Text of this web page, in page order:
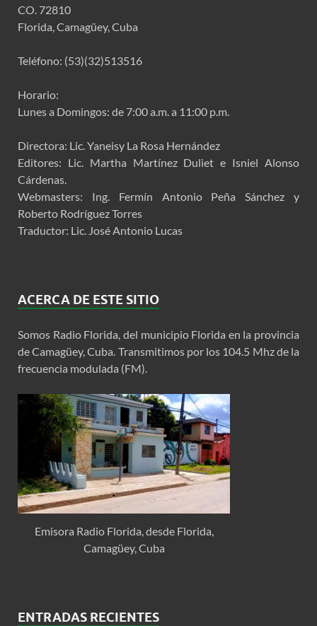
CO. 72810
Florida, Camagüey, Cuba
Teléfono: (53)(32)513516
Horario:
Lunes a Domingos: de 7:00 a.m. a 11:00 p.m.
Directora: Lic. Yaneisy La Rosa Hernández
Editores: Lic. Martha Martínez Duliet e Isniel Alonso
Cárdenas.
Webmasters: Ing. Fermín Antonio Peña Sánchez y
Roberto Rodríguez Torres
Traductor: Lic. José Antonio Lucas
ACERCA DE ESTE SITIO
Somos Radio Florida, del municipio Florida en la provincia
de Camagüey, Cuba. Transmitimos por los 104.5 Mhz de la
frecuencia modulada (FM).
Emisora Radio Florida, desde Florida,
Camagüey, Cuba
ENTRADAS RECIENTES